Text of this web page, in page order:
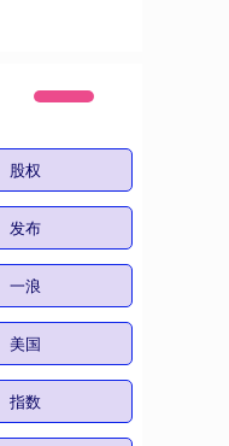
股权
发布
一浪
美国
指数